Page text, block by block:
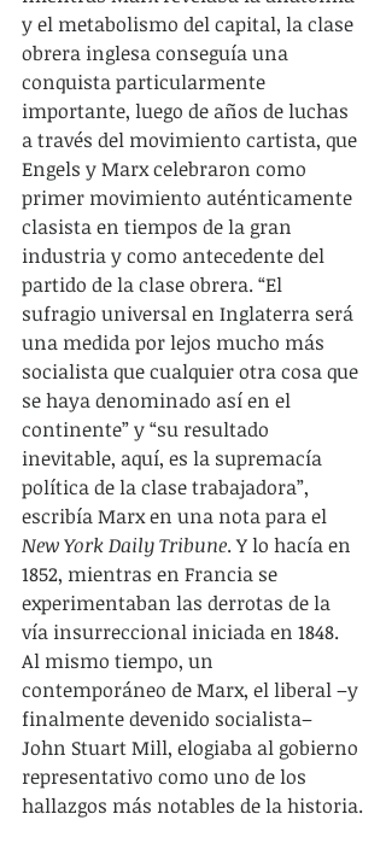
y el metabolismo del capital, la clase
obrera inglesa conseguía una
conquista particularmente
importante, luego de años de luchas
a través del movimiento cartista, que
Engels y Marx celebraron como
primer movimiento auténticamente
clasista en tiempos de la gran
industria y como antecedente del
partido de la clase obrera. “El
sufragio universal en Inglaterra será
una medida por lejos mucho más
socialista que cualquier otra cosa que
se haya denominado así en el
continente” y “su resultado
inevitable, aquí, es la supremacía
política de la clase trabajadora”,
escribía Marx en una nota para el
New York Daily Tribune. Y lo hacía en
1852, mientras en Francia se
experimentaban las derrotas de la
vía insurreccional iniciada en 1848.
Al mismo tiempo, un
contemporáneo de Marx, el liberal –y
finalmente devenido socialista–
John Stuart Mill, elogiaba al gobierno
representativo como uno de los
hallazgos más notables de la historia.